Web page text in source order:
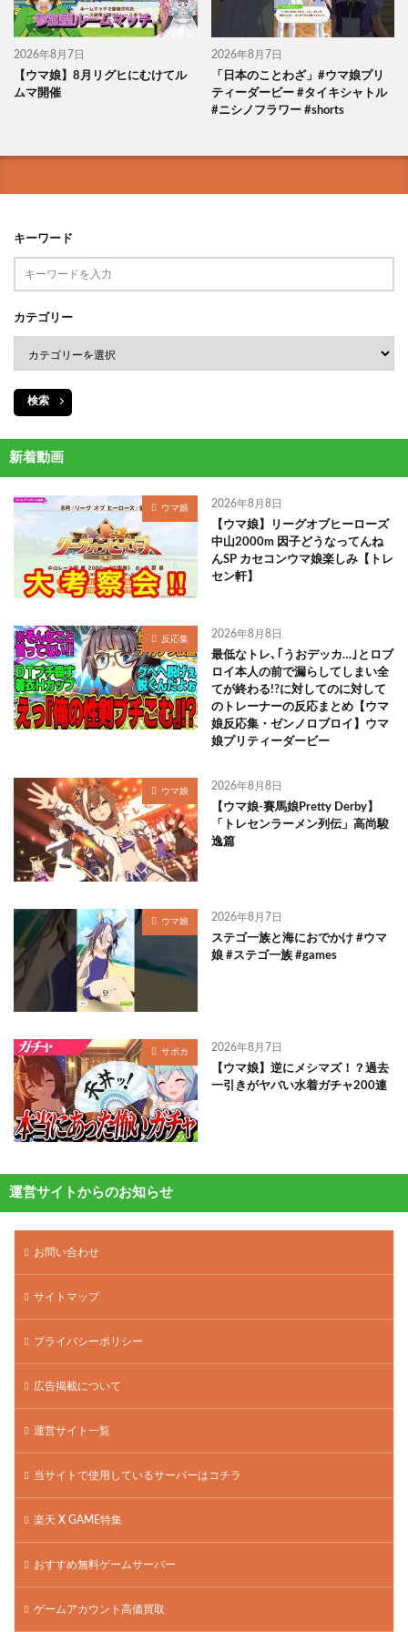
2026年8月7日
【ウマ娘】8月リグヒにむけてル
ムマ開催
2026年8月7日
「日本のことわざ」#ウマ娘プリ
ティーダービー #タイキシャトル
#ニシノフラワー #shorts
キーワード
カテゴリー
検索
新着動画
ウマ娘 2026年8月8日
【ウマ娘】リーグオブヒーローズ
中山2000m 因子どうなってんね
んSP カセコンウマ娘楽しみ【トレ
セン軒】
反応集 2026年8月8日
最低なトレ､｢うおデッカ…｣とロブ
ロイ本人の前で漏らしてしまい全
てが終わる!?に対してのに対して
のトレーナーの反応まとめ【ウマ
娘反応集・ゼンノロブロイ】ウマ
娘プリティーダービー
ウマ娘 2026年8月8日
【ウマ娘-賽馬娘Pretty Derby】
「トレセンラーメン列伝」高尚駿
逸篇
ウマ娘 2026年8月7日
ステゴ一族と海におでかけ #ウマ
娘 #ステゴ一族 #games
サポカ 2026年8月7日
【ウマ娘】逆にメシマズ！？過去
一引きがヤバい水着ガチャ200連
運営サイトからのお知らせ
お問い合わせ
サイトマップ
プライバシーポリシー
広告掲載について
運営サイト一覧
当サイトで使用しているサーバーはコチラ
楽天 X GAME特集
おすすめ無料ゲームサーバー
ゲームアカウント高価買取